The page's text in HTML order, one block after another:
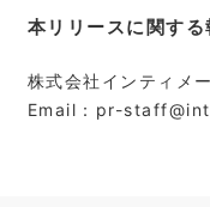
本リリースに関す
株式会社インティメ
Email：pr-